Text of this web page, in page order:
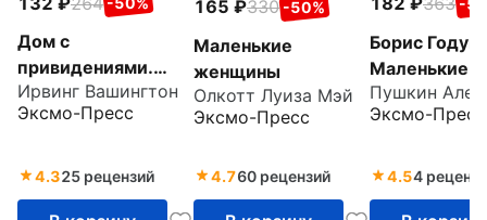
Дом с
привидениями.
Американские
мистические
Ирвинг Вашингтон
Эксмо-Пресс
4.325 рецензий
165 330 -50%
Маленькие
женщины
Олкотт Луиза Мэй
Эксмо-Пресс
4.760 рецензий
Борис
Маленькие
трагедии
Эксмо-Пресс
4.54